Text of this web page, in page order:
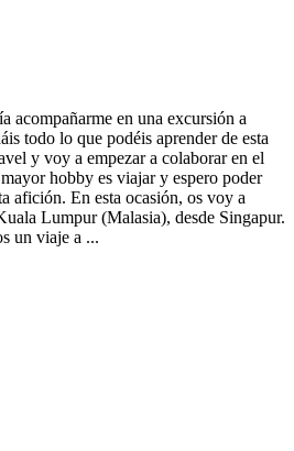
acompañarme en una excursión a
todo lo que podéis aprender de esta
y voy a empezar a colaborar en el
hobby es viajar y espero poder
afición. En esta ocasión, os voy a
Lumpur (Malasia), desde Singapur.
un viaje a ...